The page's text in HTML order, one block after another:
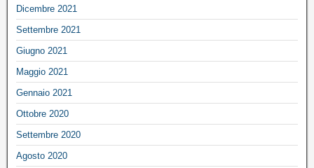
Dicembre 2021
Settembre 2021
Giugno 2021
Maggio 2021
Gennaio 2021
Ottobre 2020
Settembre 2020
Agosto 2020